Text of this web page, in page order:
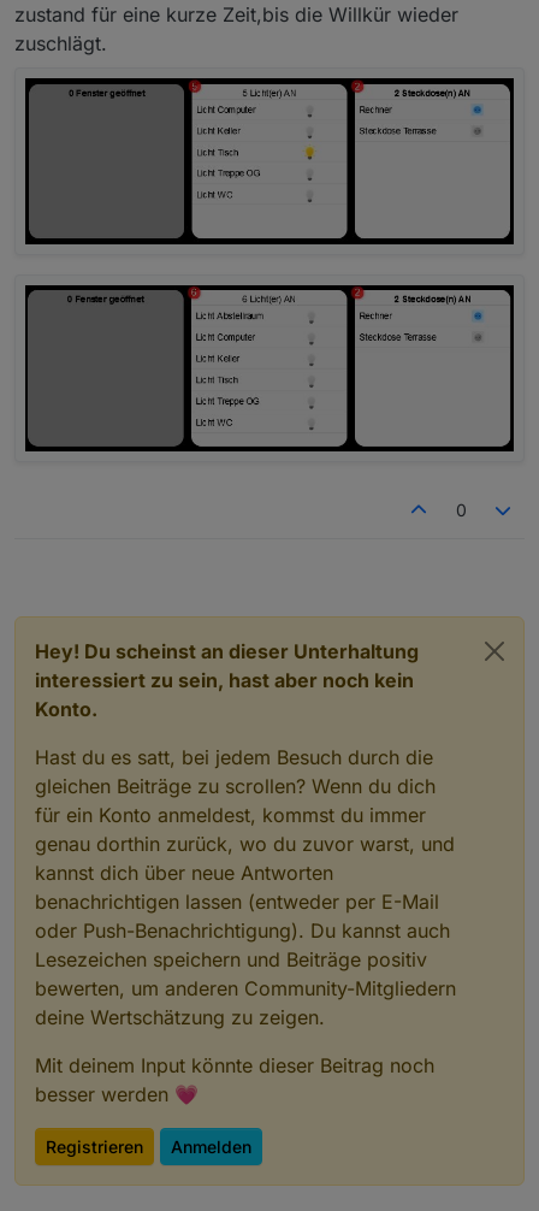
zustand für eine kurze Zeit,bis die Willkür wieder
zuschlägt.
0
Hey! Du scheinst an dieser Unterhaltung
interessiert zu sein, hast aber noch kein
Konto.
Hast du es satt, bei jedem Besuch durch die
gleichen Beiträge zu scrollen? Wenn du dich
für ein Konto anmeldest, kommst du immer
genau dorthin zurück, wo du zuvor warst, und
kannst dich über neue Antworten
benachrichtigen lassen (entweder per E-Mail
oder Push-Benachrichtigung). Du kannst auch
Lesezeichen speichern und Beiträge positiv
bewerten, um anderen Community-Mitgliedern
deine Wertschätzung zu zeigen.
Mit deinem Input könnte dieser Beitrag noch
besser werden 💗
Registrieren Anmelden